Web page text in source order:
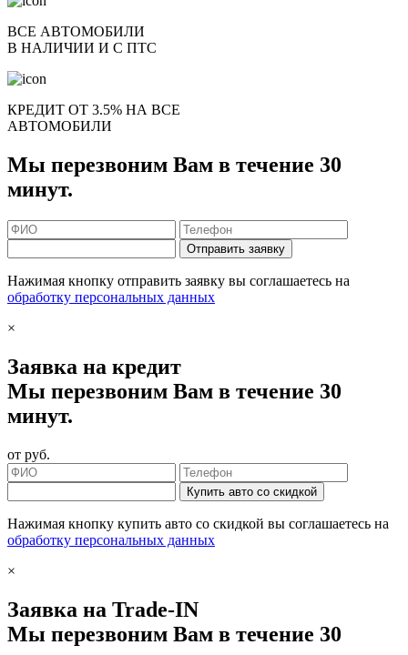
ВСЕ АВТОМОБИЛИ
В НАЛИЧИИ И С ПТС
КРЕДИТ ОТ 3.5% НА ВСЕ
АВТОМОБИЛИ
Мы перезвоним Вам в течение 30
минут.
Отправить заявку
Нажимая кнопку отправить заявку вы соглашаетесь на
обработку персональных данных
×
Заявка на кредит
Мы перезвоним Вам в течение 30
минут.
от руб.
Купить авто со скидкой
Нажимая кнопку купить авто со скидкой вы соглашаетесь на
обработку персональных данных
×
Заявка на Trade-IN
Мы перезвоним Вам в течение 30